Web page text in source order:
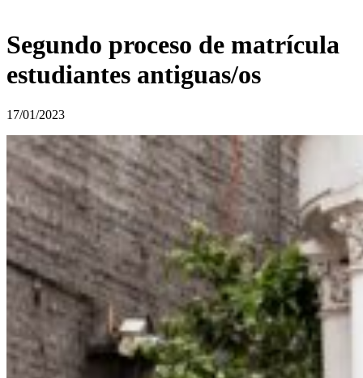
Segundo proceso de matrícula
estudiantes antiguas/os
17/01/2023